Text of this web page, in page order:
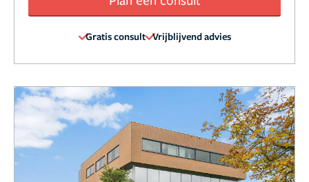
Gratis consult Vrijblijvend advies